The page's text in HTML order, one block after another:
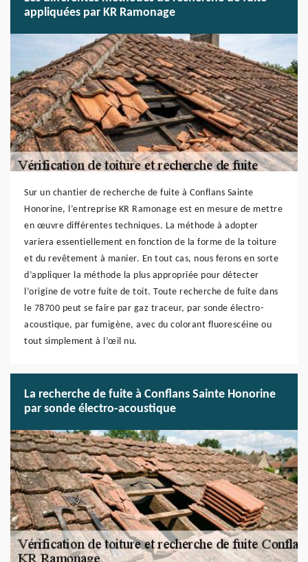
appliquées par KR Ramonage
Sur un chantier de recherche de fuite à Conflans Sainte
Honorine, l’entreprise KR Ramonage est en mesure de mettre
en œuvre différentes techniques. La méthode à adopter
variera essentiellement en fonction de la forme de la toiture
et du revêtement à manier. En tout cas, nous ferons en sorte
d’appliquer la méthode la plus appropriée pour détecter
l’origine de votre fuite de toit. Toute recherche de fuite dans
le 78700 peut se faire par gaz traceur, par sonde électro-
acoustique, par fumigène, avec du colorant fluorescéine ou
tout simplement à l’œil nu.
La recherche de fuite à Conflans Sainte Honorine
par sonde électro-acoustique